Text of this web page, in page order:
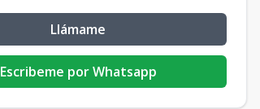
Llámame
Escribeme por Whatsapp